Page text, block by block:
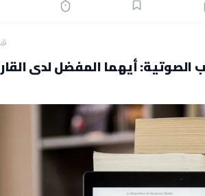
قبل
الصوتية: أيهما المفضل لدى